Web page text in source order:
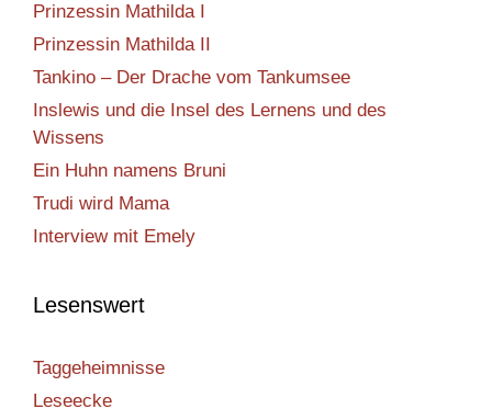
Prinzessin Mathilda I
Prinzessin Mathilda II
Tankino – Der Drache vom Tankumsee
Inslewis und die Insel des Lernens und des
Wissens
Ein Huhn namens Bruni
Trudi wird Mama
Interview mit Emely
Lesenswert
Taggeheimnisse
Leseecke